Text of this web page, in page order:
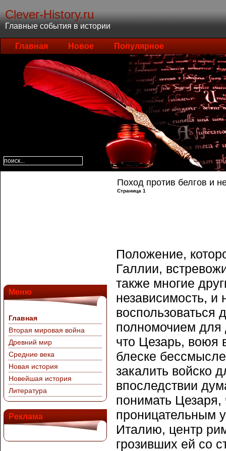
Clever-History.ru
Главные события в истории
Главная Новое Популярное
Меню
Главная
Вторая мировая война
Древний мир
Средние века
Новая история
Новейшая история
Литература
Реклама
Поход против белгов и
Страница 1
Положение,
Галлии,
также многие
независимость, и
воспользоваться
полномочием для
что Цезарь, воюя
блеске
закалить войско
впоследствии
понимать Цезаря,
проницательным
Италию, центр
грозивших ей со